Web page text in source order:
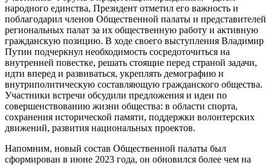
народного единства, Президент отметил его важность и
поблагодарил членов Общественной палаты и представителей
региональных палат за их общественную работу и активную
гражданскую позицию. В ходе своего выступления Владимир
Путин подчеркнул необходимость сосредоточиться на
внутренней повестке, решать стоящие перед страной задачи,
идти вперед и развиваться, укреплять демографию и
внутриполитическую составляющую гражданского общества.
Участники встречи обсудили предложения и идеи по
совершенствованию жизни общества: в области спорта,
сохранения исторической памяти, поддержки волонтерских
движений, развития национальных проектов.
Напомним, новый состав Общественной палаты был
сформирован в июне 2023 года, он обновился более чем на